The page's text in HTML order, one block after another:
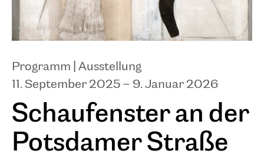
Programm | Ausstellung
11. September 2025 – 9. Januar 2026
Schaufenster an der
Potsdamer Straße